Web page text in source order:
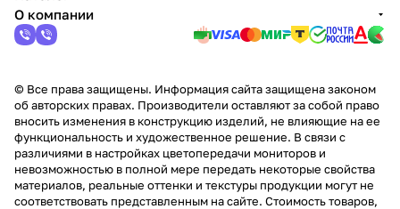
О компании
© Все права защищены. Информация сайта защищена законом
об авторских правах. Производители оставляют за собой право
вносить изменения в конструкцию изделий, не влияющие на ее
функциональность и художественное решение. В связи с
различиями в настройках цветопередачи мониторов и
невозможностью в полной мере передать некоторые свойства
материалов, реальные оттенки и текстуры продукции могут не
соответствовать представленным на сайте. Стоимость товаров,